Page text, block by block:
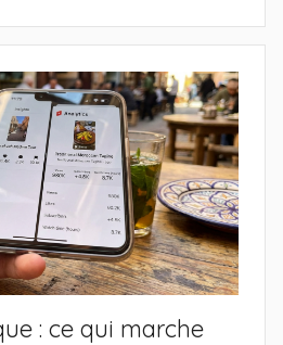
: ce qui marche